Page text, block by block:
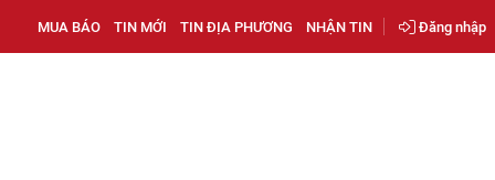
MUA BÁO TIN MỚI TIN ĐỊA PHƯƠNG NHẬN TIN Đăng nhập